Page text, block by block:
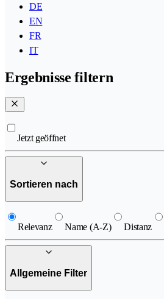
DE
EN
FR
IT
Ergebnisse filtern
Jetzt geöffnet
Sortieren nach
Relevanz Name (A-Z) Distanz
Allgemeine Filter